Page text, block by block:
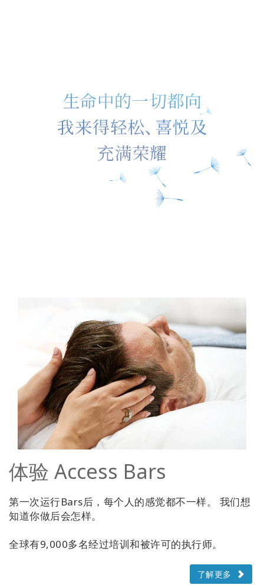
体验 Access Bars
第一次运行Bars后，每个人的感觉都不一样。 我们想
知道你做后会怎样。
全球有9,000多名经过培训和被许可的执行师。
了解更多